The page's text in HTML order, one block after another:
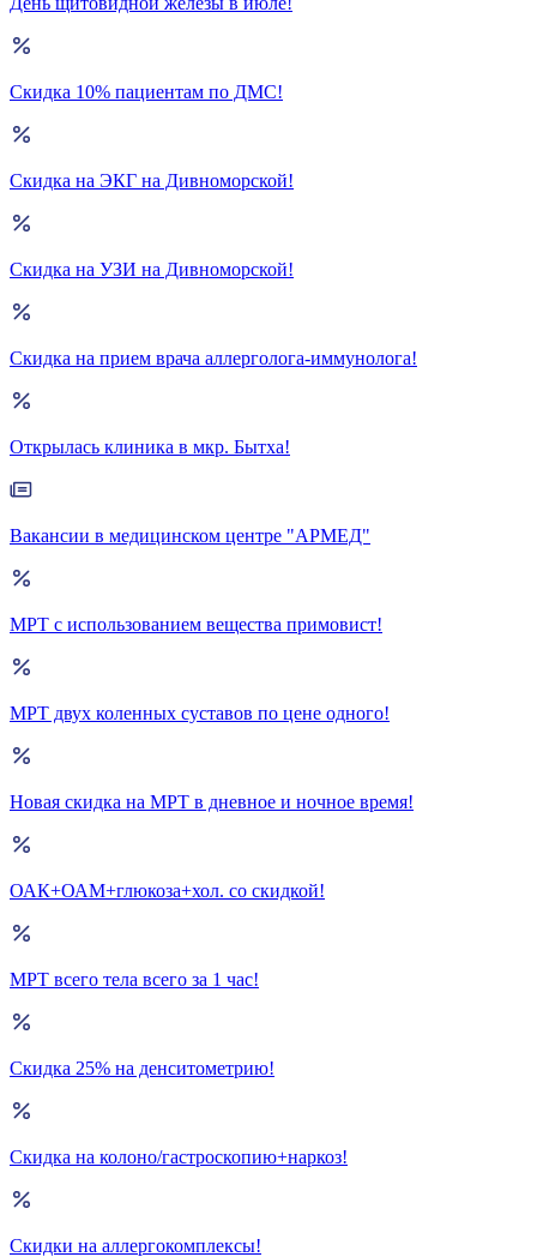
Скидка 10% пациентам по ДМС!
Скидка на ЭКГ на Дивноморской!
Скидка на УЗИ на Дивноморской!
Скидка на прием врача аллерголога-иммунолога!
Открылась клиника в мкр. Бытха!
Вакансии в медицинском центре "АРМЕД"
МРТ с использованием вещества примовист!
МРТ двух коленных суставов по цене одного!
Новая скидка на МРТ в дневное и ночное время!
ОАК+ОАМ+глюкоза+хол. со скидкой!
МРТ всего тела всего за 1 час!
Скидка 25% на денситометрию!
Скидка на колоно/гастроскопию+наркоз!
Скидки на аллергокомплексы!